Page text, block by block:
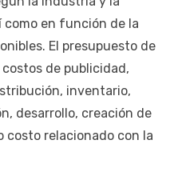
como en función de la
El presupuesto de
de publicidad,
inventario,
desarrollo, creación de
relacionado con la